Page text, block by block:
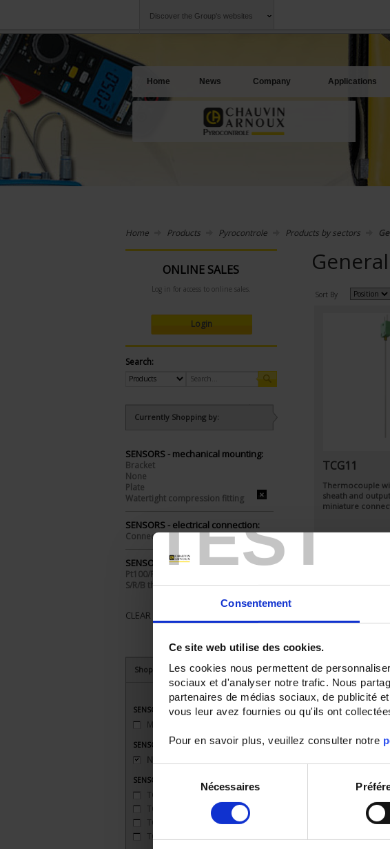
TEST
Consentement
Ce site web utilise des cookies.
Les cookies nous permettent de
sociaux et d'analyser notre trafic. Nous
partenaires de médias sociaux, de publicité
vous leur avez fournies ou qu'ils ont
Pour en savoir plus, veuillez consulter notre
consentement
Nécessaires
Discover the Group's websites
Home News Company Applications
Home Products Pyrocontrole Products by sectors
ONLINE SALES
Log in for access to online sales.
Login
Search:
Currently Shopping by:
SENSORS - mechanical mounting:
Bracket
None
Plate
Watertight compression fitting
SENSORS - electrical connection:
Connector
SENSORS - I/O type:
Pt100/Pt1000
S/R/B thermocouple
CLEAR ALL
Shop By
SENSORS - connector type
Miniature
SENSORS - mechanical mounting
None
SENSORS - measurement range
TC J 720 °C maxi
TC K 1100 °C maxi
TC S 1500 °C maxi(1)
TC T 350 °C maxi
Sort By
TCG11
Thermocouple
sheath and
miniature